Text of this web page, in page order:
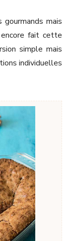
mais
encore fait cette
simple mais
individuelles